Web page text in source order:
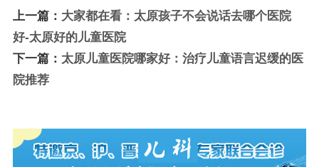
上一篇： 大家都在看：太原孩子不会说话去哪个医院
好-太原好的儿童医院
下一篇： 太原儿童医院哪家好：治疗儿童语言迟缓的医
院推荐